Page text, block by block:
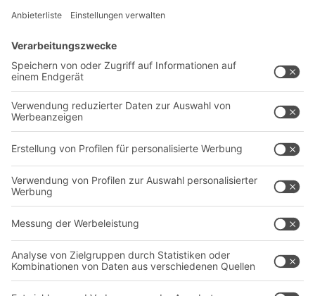
Lösungen
Intralogistiklösungen
Regalsysteme
Transportsysteme
Dienstleistungen
Kontaktformular
Unternehmen
Über uns
Produktionsstandorte
Karriere
Follow us